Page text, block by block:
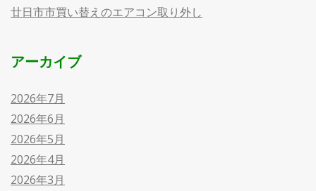
廿日市市買い替えのエアコン取り外し
アーカイブ
2026年7月
2026年6月
2026年5月
2026年4月
2026年3月